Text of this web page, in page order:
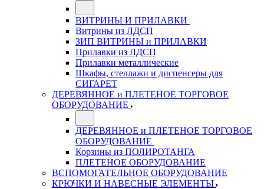
ВИТРИНЫ И ПРИЛАВКИ
Витрины из ЛДСП
ЗИП ВИТРИНЫ и ПРИЛАВКИ
Прилавки из ЛДСП
Прилавки металлические
Шкафы, стеллажи и диспенсеры для
СИГАРЕТ
ДЕРЕВЯННОЕ и ПЛЕТЕНОЕ ТОРГОВОЕ
ОБОРУДОВАНИЕ
ДЕРЕВЯННОЕ и ПЛЕТЕНОЕ ТОРГОВОЕ
ОБОРУДОВАНИЕ
Корзины из ПОЛИРОТАНГА
ПЛЕТЕНОЕ ОБОРУДОВАНИЕ
ВСПОМОГАТЕЛЬНОЕ ОБОРУДОВАНИЕ
КРЮЧКИ И НАВЕСНЫЕ ЭЛЕМЕНТЫ